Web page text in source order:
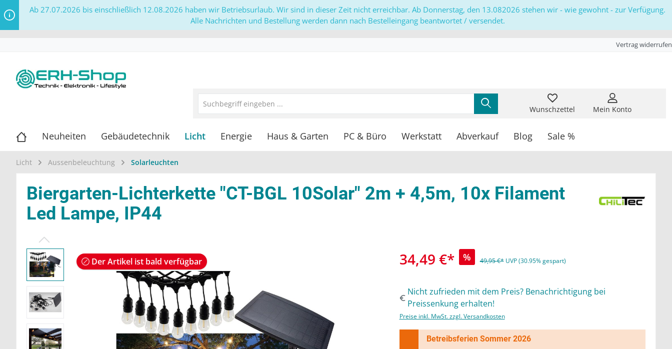
Ab 27.07.2026 bis einschließlich 12.08.2026 haben wir Betriebsurlaub. Wir sind in dieser Zeit nicht erreichbar. Ab Donnerstag, den 13.082026 stehen wir - wie gewohnt - zur Verfügung.
Alle Nachrichten und Bestellung werden dann nach Bestelleingang beantwortet / versendet.
Vertrag widerrufen
Wunschzettel Mein Konto
Neuheiten Gebäudetechnik Licht Energie Haus & Garten PC & Büro Werkstatt Abverkauf Blog Sale %
Licht Aussenbeleuchtung Solarleuchten
Biergarten-Lichterkette "CT-BGL 10Solar" 2m + 4,5m, 10x Filament
Led Lampe, IP44
Der Artikel ist bald verfügbar 34,49 €* % 49,95 €* UVP (30.95% gespart)
Nicht zufrieden mit dem Preis? Benachrichtigung bei
Preissenkung erhalten!
Preise inkl. MwSt. zzgl. Versandkosten
Betreibsferien Sommer 2026